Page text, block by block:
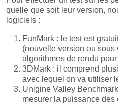
quelle que soit leur version,
logiciels :
FunMark : le test est
(nouvelle version ou
algorithmes de rendu
3DMark : il comprend
avec lequel on va utiliser
Unigine Valley
mesurer la puissance des